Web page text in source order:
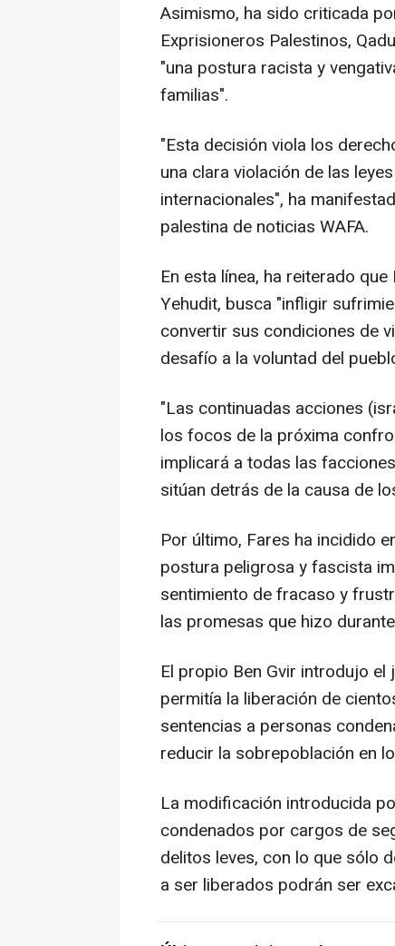
Asimismo, ha sido criticada
Exprisioneros Palestinos,
"una postura racista y
familias".
"Esta decisión viola los
una clara violación de las
internacionales", ha
palestina de noticias WAFA.
En esta línea, ha reiterado
Yehudit, busca "infligir
convertir sus condiciones de
desafío a la voluntad del
"Las continuadas acciones
los focos de la próxima
implicará a todas las
sitúan detrás de la causa de
Por último, Fares ha incidido
postura peligrosa y fascista
sentimiento de fracaso y
las promesas que hizo
El propio Ben Gvir introdujo
permitía la liberación de
sentencias a personas
reducir la sobrepoblación en
La modificación introducida
condenados por cargos de
delitos leves, con lo que sólo
a ser liberados podrán ser